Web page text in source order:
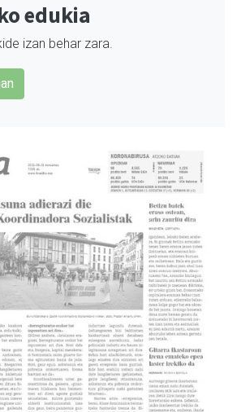
edukia
izan behar zara.